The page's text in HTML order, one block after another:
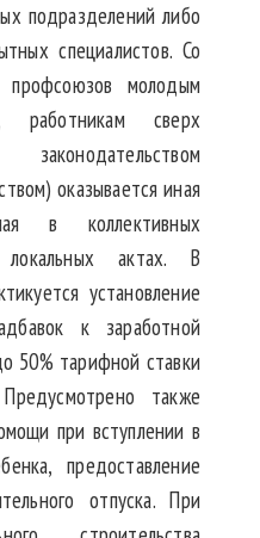
подразделений либо
специалистов. Со
молодым
работникам сверх
оказывается иная
в коллективных
актах. В
установление
к заработной
50% тарифной ставки
также
при вступлении в
предоставление
отпуска. При